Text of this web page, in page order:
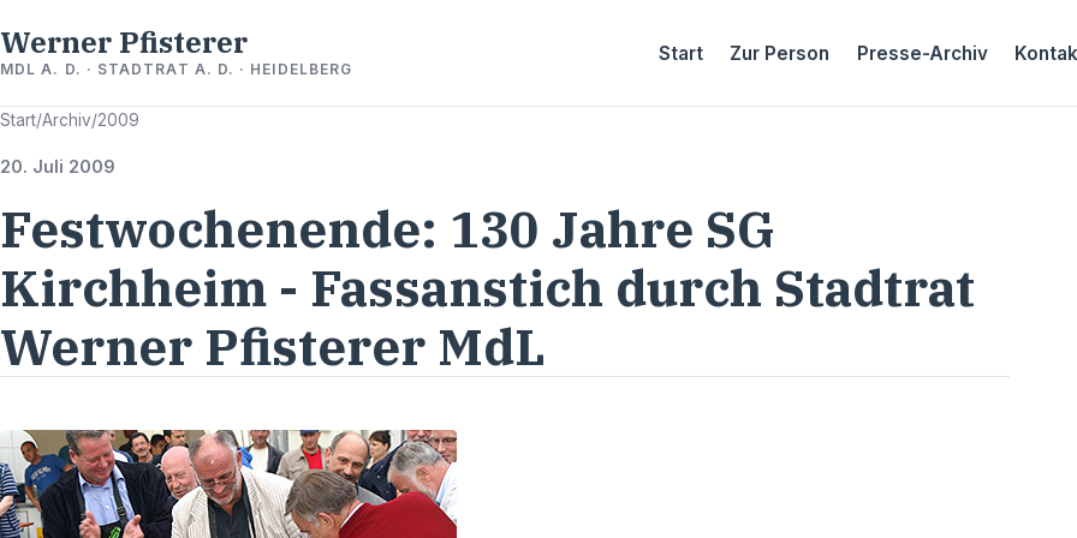
Werner Pfisterer
MDL A. D. · STADTRAT A. D. · HEIDELBERG
Start Zur Person Presse-Archiv
Start/Archiv/2009
20. Juli 2009
Festwochenende: 130 Jahre SG
Kirchheim - Fassanstich durch Stadtrat
Werner Pfisterer MdL